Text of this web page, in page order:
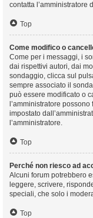
contatta l’amministratore
Top
Come modifico o
Come per i messaggi, i
dai rispettivi autori, dai
sondaggio, clicca sul
sempre associato il
può essere modificato o
l’amministratore
impostato
l’amministratore.
Top
Perché non riesco ad
Alcuni forum potrebbero
leggere, scrivere,
speciali, che solo i
Top